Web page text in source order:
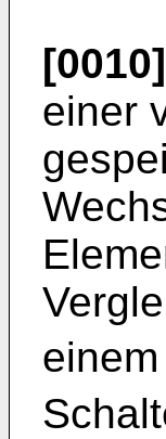
[0010]
einer